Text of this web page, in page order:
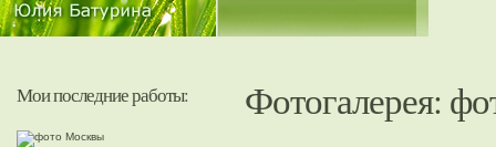
Мои последние работы: Фотогалерея: